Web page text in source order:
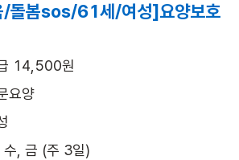
/돌봄sos/61세/여성]요양보호
14,500원
요양
수, 금 (주 3일)